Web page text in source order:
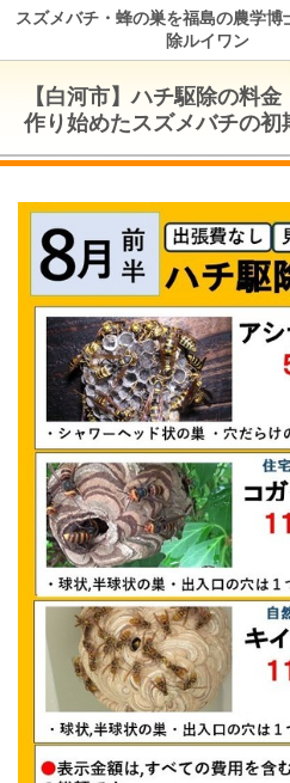
スズメバチ・蜂の巣を福島の農学博
除ルイワン
【白河市】ハチ駆除の料
作り始めたスズメバチの初